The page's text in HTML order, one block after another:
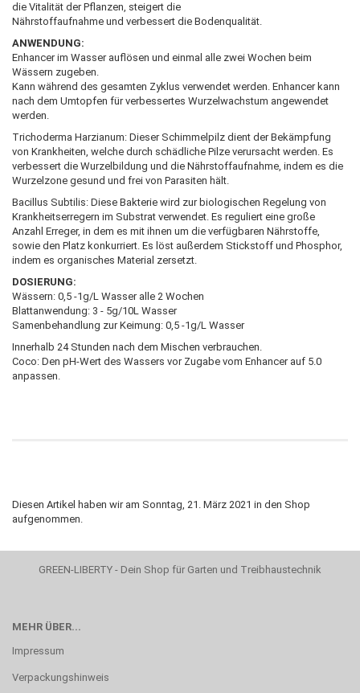
die Vitalität der Pflanzen, steigert die
Nährstoffaufnahme und verbessert die Bodenqualität.
ANWENDUNG:
Enhancer im Wasser auflösen und einmal alle zwei Wochen beim
Wässern zugeben.
Kann während des gesamten Zyklus verwendet werden. Enhancer kann
nach dem Umtopfen für verbessertes Wurzelwachstum angewendet
werden.
Trichoderma Harzianum: Dieser Schimmelpilz dient der Bekämpfung
von Krankheiten, welche durch schädliche Pilze verursacht werden. Es
verbessert die Wurzelbildung und die Nährstoffaufnahme, indem es die
Wurzelzone gesund und frei von Parasiten hält.
Bacillus Subtilis: Diese Bakterie wird zur biologischen Regelung von
Krankheitserregern im Substrat verwendet. Es reguliert eine große
Anzahl Erreger, in dem es mit ihnen um die verfügbaren Nährstoffe,
sowie den Platz konkurriert. Es löst außerdem Stickstoff und Phosphor,
indem es organisches Material zersetzt.
DOSIERUNG:
Wässern: 0,5 -1g/L Wasser alle 2 Wochen
Blattanwendung: 3 - 5g/10L Wasser
Samenbehandlung zur Keimung: 0,5 -1g/L Wasser
Innerhalb 24 Stunden nach dem Mischen verbrauchen.
Coco: Den pH-Wert des Wassers vor Zugabe vom Enhancer auf 5.0
anpassen.
Diesen Artikel haben wir am Sonntag, 21. März 2021 in den Shop
aufgenommen.
GREEN-LIBERTY - Dein Shop für Garten und Treibhaustechnik
MEHR ÜBER...
Impressum
Verpackungshinweis